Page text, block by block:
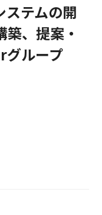
ステムの開
築、提案・
グループ